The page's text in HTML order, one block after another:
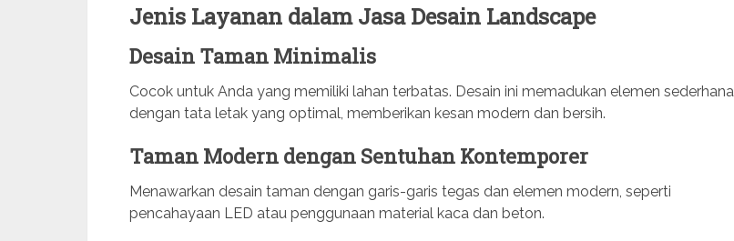
Jenis Layanan dalam Jasa Desain Landscape
Desain Taman Minimalis
Cocok untuk Anda yang memiliki lahan terbatas. Desain ini memadukan elemen sederhana
dengan tata letak yang optimal, memberikan kesan modern dan bersih.
Taman Modern dengan Sentuhan Kontemporer
Menawarkan desain taman dengan garis-garis tegas dan elemen modern, seperti
pencahayaan LED atau penggunaan material kaca dan beton.